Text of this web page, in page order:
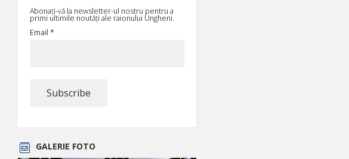
Abonați-vă la newsletter-ul nostru pentru a
primi ultimile noutăți ale raionului Ungheni.
Email *
GALERIE FOTO